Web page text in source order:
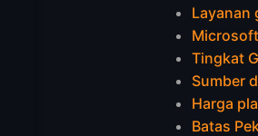
Layanan
Tingkat
Sumber
Harga
Batas